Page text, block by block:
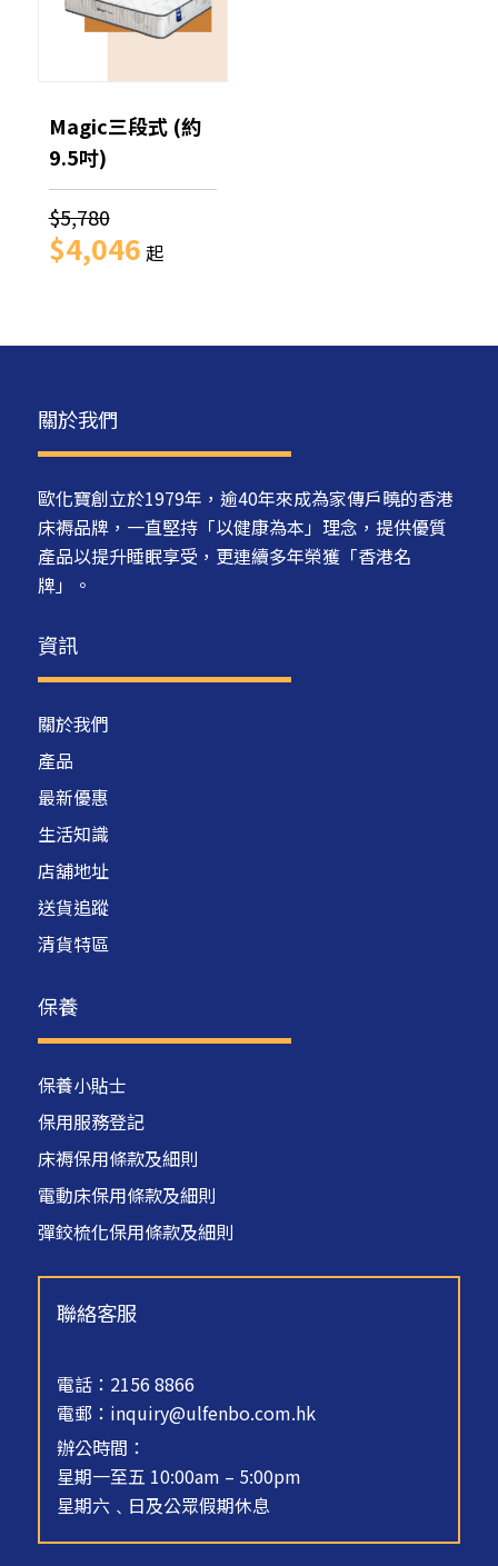
Magic三段式 (約
9.5吋)
$5,780
$4,046 起
關於我們
歐化寶創立於1979年，逾40年來成為家傳戶曉的香港
床褥品牌，一直堅持「以健康為本」理念，提供優質
產品以提升睡眠享受，更連續多年榮獲「香港名
牌」。
資訊
關於我們
產品
最新優惠
生活知識
店舖地址
送貨追蹤
清貨特區
保養
保養小貼士
保用服務登記
床褥保用條款及細則
電動床保用條款及細則
彈鉸梳化保用條款及細則
聯絡客服
電話：2156 8866
電郵： inquiry@ulfenbo.com.hk
辦公時間：
星期一至五 10:00am – 5:00pm
星期六﹑日及公眾假期休息